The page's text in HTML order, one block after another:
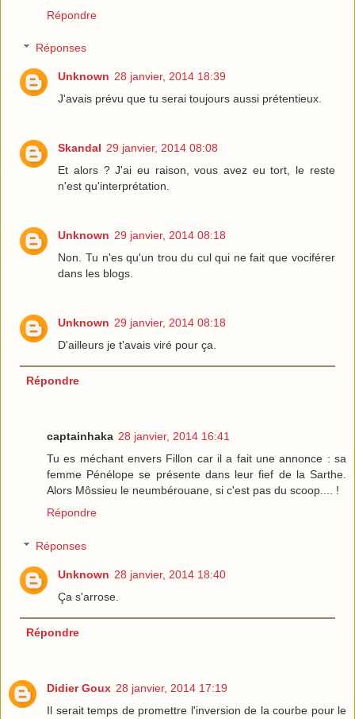
Répondre
Réponses
Unknown 28 janvier, 2014 18:39
J'avais prévu que tu serai toujours aussi prétentieux.
Skandal 29 janvier, 2014 08:08
Et alors ? J'ai eu raison, vous avez eu tort, le reste
n'est qu'interprétation.
Unknown 29 janvier, 2014 08:18
Non. Tu n'es qu'un trou du cul qui ne fait que vociférer
dans les blogs.
Unknown 29 janvier, 2014 08:18
D'ailleurs je t'avais viré pour ça.
Répondre
captainhaka 28 janvier, 2014 16:41
Tu es méchant envers Fillon car il a fait une annonce : sa
femme Pénélope se présente dans leur fief de la Sarthe.
Alors Môssieu le neumbérouane, si c'est pas du scoop.... !
Répondre
Réponses
Unknown 28 janvier, 2014 18:40
Ça s'arrose.
Répondre
Didier Goux 28 janvier, 2014 17:19
Il serait temps de promettre l'inversion de la courbe pour le